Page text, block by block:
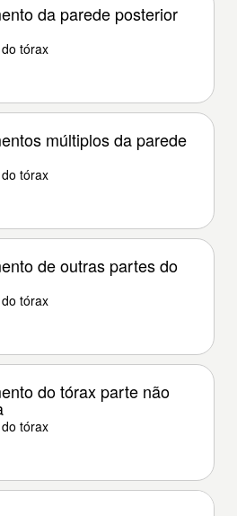
da parede posterior
tórax
múltiplos da parede
tórax
de outras partes do
tórax
do tórax parte não
tórax